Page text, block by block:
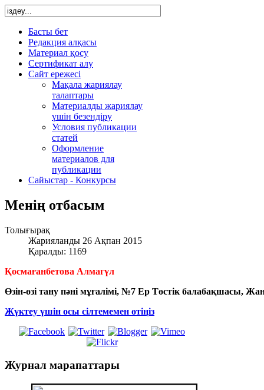
Басты бет
Редакция алқасы
Материал қосу
Сертификат алу
Сайт ережесі
Мақала жариялау
талаптары
Материалды жариялау
үшін безендіру
Условия публикации
статей
Оформление
материалов для
публикации
Сайыстар - Конкурсы
Менің отбасым
Толығырақ
Жарияланды 26 Ақпан 2015
Қаралды: 1169
Қосмағанбетова Алмагүл
Өзін-өзі тану пәні мұғалімі, №7 Ер Төстік балабақшасы,
Жүктеу үшін осы сілтемемен өтіңіз
Журнал марапаттары